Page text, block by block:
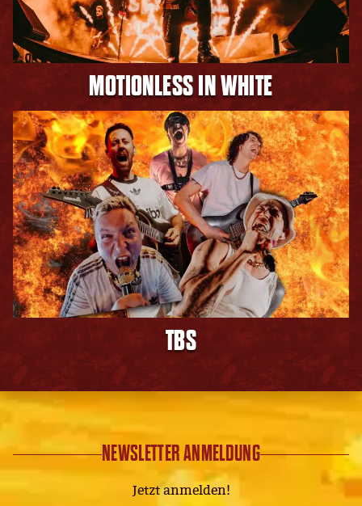
MOTIONLESS IN WHITE
TBS
NEWSLETTER ANMELDUNG
Jetzt anmelden!